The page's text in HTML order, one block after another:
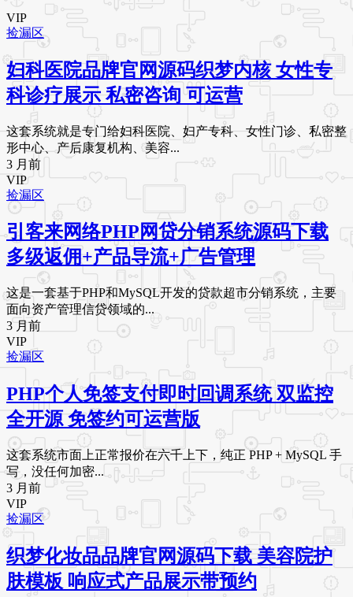
VIP
捡漏区
妇科医院品牌官网源码织梦内核 女性专
科诊疗展示 私密咨询 可运营
这套系统就是专门给妇科医院、妇产专科、女性门诊、私密整
形中心、产后康复机构、美容...
3 月前
VIP
捡漏区
引客来网络PHP网贷分销系统源码下载
多级返佣+产品导流+广告管理
这是一套基于PHP和MySQL开发的贷款超市分销系统，主要
面向资产管理信贷领域的...
3 月前
VIP
捡漏区
PHP个人免签支付即时回调系统 双监控
全开源 免签约可运营版
这套系统市面上正常报价在六千上下，纯正 PHP + MySQL 手
写，没任何加密...
3 月前
VIP
捡漏区
织梦化妆品品牌官网源码下载 美容院护
肤模板 响应式产品展示带预约